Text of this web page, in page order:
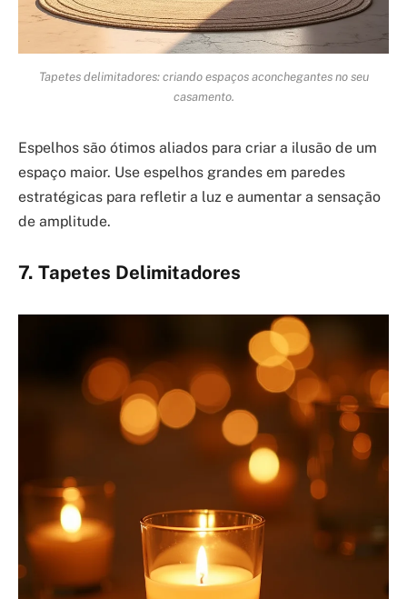
Tapetes delimitadores: criando espaços aconchegantes no seu
casamento.
Espelhos são ótimos aliados para criar a ilusão de um
espaço maior. Use espelhos grandes em paredes
estratégicas para refletir a luz e aumentar a sensação
de amplitude.
7. Tapetes Delimitadores